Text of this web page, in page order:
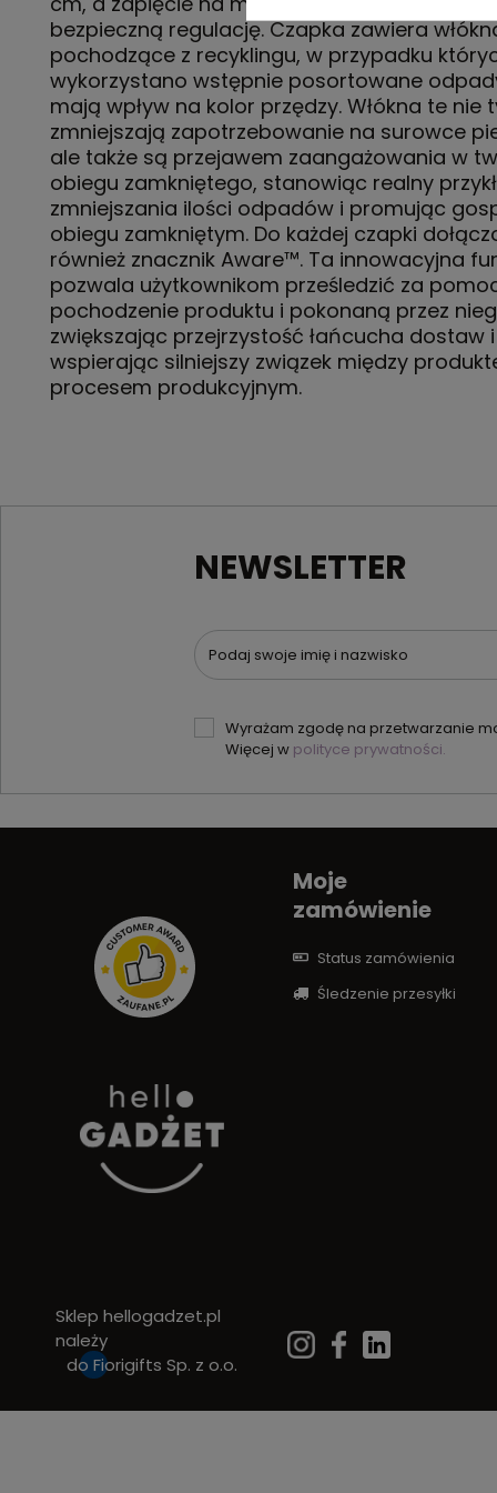
bezpieczną regulację. Czapka zawiera
pochodzące z recyklingu, w przypadku
wykorzystano wstępnie posortowane
mają wpływ na kolor przędzy. Włókna te nie
zmniejszają zapotrzebowanie na surowce
ale także są przejawem zaangażowania w
obiegu zamkniętego, stanowiąc realny
zmniejszania ilości odpadów i promując
obiegu zamkniętym. Do każdej czapki
również znacznik Aware™. Ta innowacyjna
pozwala użytkownikom prześledzić za
pochodzenie produktu i pokonaną przez
zwiększając przejrzystość łańcucha dostaw i
wspierając silniejszy związek między
procesem produkcyjnym.
NEWSLETTER
Podaj swoje imię i nazwisko
Wyrażam zgodę na przetwarzanie
Więcej w polityce prywatności.
Sklep hellogadzet.pl
należy
do Fiorigifts Sp. z o.o.
Moje
zamówienie
Status zamówienia
Śledzenie przesyłki